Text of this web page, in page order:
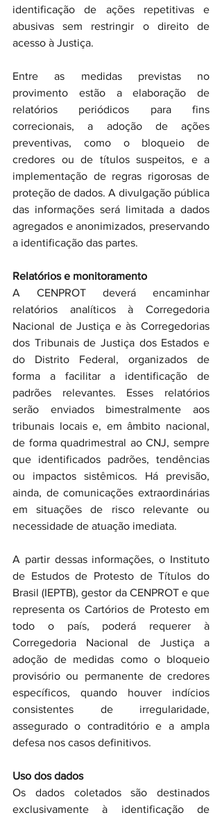
identificação de ações repetitivas e
abusivas sem restringir o direito de
acesso à Justiça.
Entre as medidas previstas no
provimento estão a elaboração de
relatórios periódicos para fins
correcionais, a adoção de ações
preventivas, como o bloqueio de
credores ou de títulos suspeitos, e a
implementação de regras rigorosas de
proteção de dados. A divulgação pública
das informações será limitada a dados
agregados e anonimizados, preservando
a identificação das partes.
Relatórios e monitoramento
A CENPROT deverá encaminhar
relatórios analíticos à Corregedoria
Nacional de Justiça e às Corregedorias
dos Tribunais de Justiça dos Estados e
do Distrito Federal, organizados de
forma a facilitar a identificação de
padrões relevantes. Esses relatórios
serão enviados bimestralmente aos
tribunais locais e, em âmbito nacional,
de forma quadrimestral ao CNJ, sempre
que identificados padrões, tendências
ou impactos sistêmicos. Há previsão,
ainda, de comunicações extraordinárias
em situações de risco relevante ou
necessidade de atuação imediata.
A partir dessas informações, o Instituto
de Estudos de Protesto de Títulos do
Brasil (IEPTB), gestor da CENPROT e que
representa os Cartórios de Protesto em
todo o país, poderá requerer à
Corregedoria Nacional de Justiça a
adoção de medidas como o bloqueio
provisório ou permanente de credores
específicos, quando houver indícios
consistentes de irregularidade,
assegurado o contraditório e a ampla
defesa nos casos definitivos.
Uso dos dados
Os dados coletados são destinados
exclusivamente à identificação de